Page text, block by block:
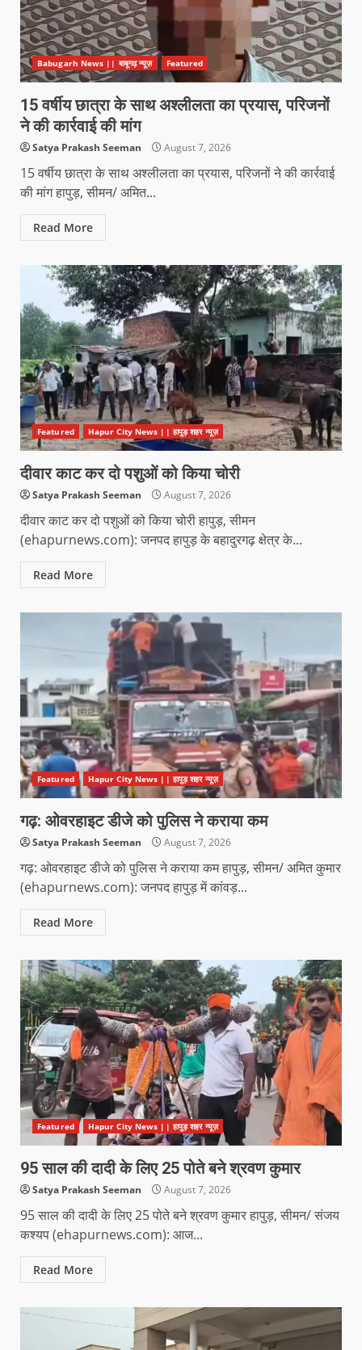
Babugarh News || बाबूगढ़ न्यूज़ Featured
15 वर्षीय छात्रा के साथ अश्लीलता का प्रयास, परिजनों
ने की कार्रवाई की मांग
Satya Prakash Seeman August 7, 2026
15 वर्षीय छात्रा के साथ अश्लीलता का प्रयास, परिजनों ने की कार्रवाई
की मांग हापुड़, सीमन/ अमित...
Read More
Featured Hapur City News || हापुड़ शहर न्यूज़
दीवार काट कर दो पशुओं को किया चोरी
Satya Prakash Seeman August 7, 2026
दीवार काट कर दो पशुओं को किया चोरी हापुड़, सीमन
(ehapurnews.com): जनपद हापुड़ के बहादुरगढ़ क्षेत्र के...
Read More
Featured Hapur City News || हापुड़ शहर न्यूज़
गढ़: ओवरहाइट डीजे को पुलिस ने कराया कम
Satya Prakash Seeman August 7, 2026
गढ़: ओवरहाइट डीजे को पुलिस ने कराया कम हापुड़, सीमन/ अमित कुमार
(ehapurnews.com): जनपद हापुड़ में कांवड़...
Read More
Featured Hapur City News || हापुड़ शहर न्यूज़
95 साल की दादी के लिए 25 पोते बने श्रवण कुमार
Satya Prakash Seeman August 7, 2026
95 साल की दादी के लिए 25 पोते बने श्रवण कुमार हापुड़, सीमन/ संजय
कश्यप (ehapurnews.com): आज...
Read More